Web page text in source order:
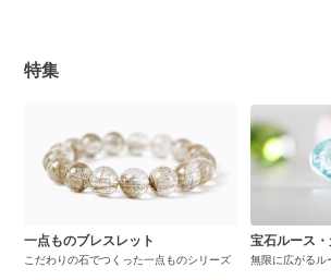
特集
一点ものブレスレット
こだわりの石でつくった一点ものシリーズ
宝石ルース
無限に広がるル